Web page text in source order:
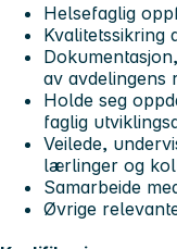
Helsefaglig
Kvalitetssikring
av avdelingens
Holde seg
faglig
Veilede,
lærlinger og
Samarbeide
Øvrige